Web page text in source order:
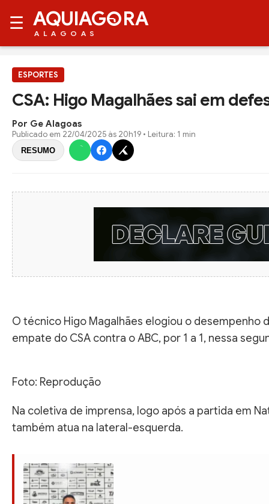
☰ AQUIAG RA
ALAGOAS
ESPORTES
CSA: Higo Magalhães sai em
Por Ge Alagoas
Publicado em 22/04/2025 às 20h19 • Leitura: 1 min
RESUMO
O técnico Higo Magalhães elogiou o desempenho
empate do CSA contra o ABC, por 1 a 1, nessa
Foto: Reprodução
Na coletiva de imprensa, logo após a partida em
também atua na lateral-esquerda.